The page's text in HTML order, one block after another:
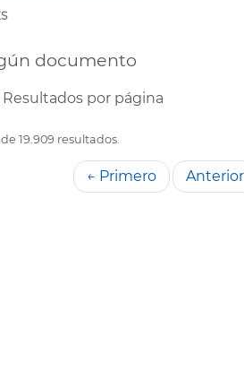
documento
por página
19.909 resultados.
← Primero Anterior